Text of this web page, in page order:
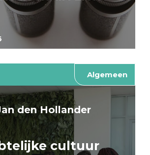
Algemeen
den Hollander
cultuur